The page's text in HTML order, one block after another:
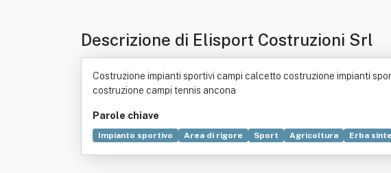
Descrizione di Elisport Costruzioni Srl
Costruzione impianti sportivi campi calcetto costruzione impianti
costruzione campi tennis ancona
Parole chiave
Impianto sportivo Area di rigore Sport Agricoltura Erba